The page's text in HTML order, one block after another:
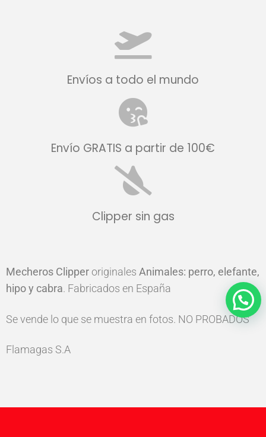
Envíos a todo el mundo
Envío GRATIS a partir de 100€
Clipper sin gas
Mecheros Clipper originales Animales: perro, elefante,
hipo y cabra. Fabricados en España
Se vende lo que se muestra en fotos. NO PROBADOS
Flamagas S.A